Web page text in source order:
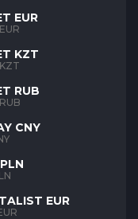
EUR
KZT
RUB
CNY
EUR